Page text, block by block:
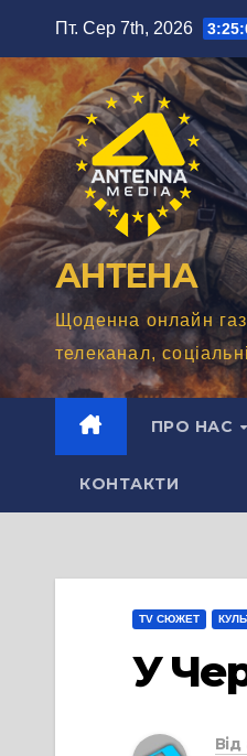
вмісту
Пт. Сер 7th, 2026
АНТЕНА
Щоденна онлайн
телеканал,
ПРО НАС
КОНТАКТИ
TV СЮЖЕТ
У
Від